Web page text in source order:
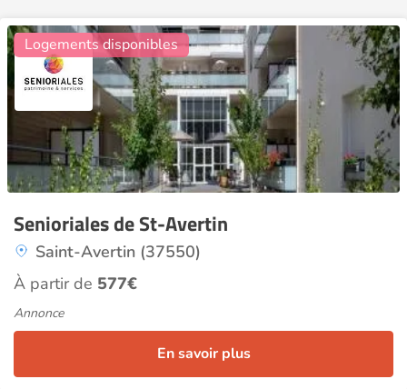
Senioriales de St-Avertin
Saint-Avertin (37550)
Logements disponibles
À partir de 577€
Annonce
En savoir plus